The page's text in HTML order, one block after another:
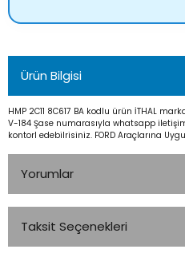
Ürün Bilgisi
HMP 2C11 8C617 BA kodlu ürün İTHAL
V-184 Şase numarasıyla whatsapp
kontorl edebilrisiniz. FORD Araçlarına
Yorumlar
Taksit Seçenekleri